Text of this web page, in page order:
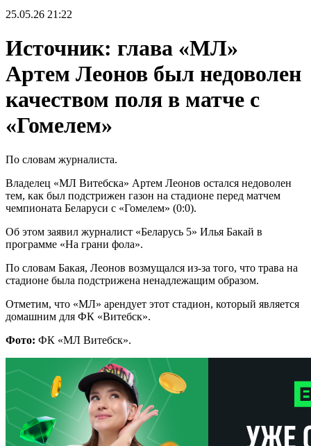
25.05.26 21:22
Источник: глава «МЛ»
Артем Леонов был недоволен
качеством поля в матче с
«Гомелем»
По словам журналиста.
Владелец «МЛ Витебска» Артем Леонов остался недоволен
тем, как был подстрижен газон на стадионе перед матчем
чемпионата Беларуси с «Гомелем» (0:0).
Об этом заявил журналист «Беларусь 5» Илья Бакай в
программе «На грани фола».
По словам Бакая, Леонов возмущался из-за того, что трава на
стадионе была подстрижена ненадлежащим образом.
Отметим, что «МЛ» арендует этот стадион, который является
домашним для ФК «Витебск».
Фото: ФК «МЛ Витебск».